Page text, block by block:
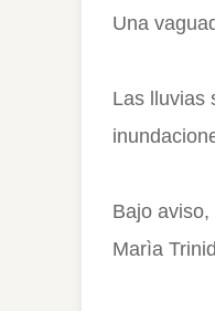
Una
Las lluvias
Bajo
Marìa